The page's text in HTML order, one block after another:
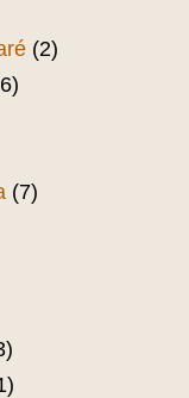
(2)
(7)